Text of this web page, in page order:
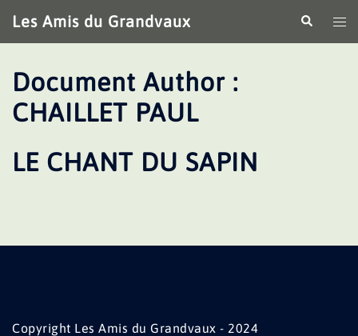
au
contenu
Les Amis du Grandvaux
le
Document Author :
CHAILLET PAUL
LE CHANT DU SAPIN
Copyright Les Amis du Grandvaux - 2024